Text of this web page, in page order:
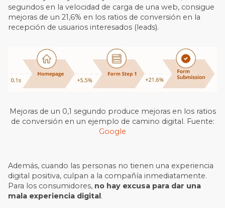
segundos en la velocidad de carga de una web, consigue
mejoras de un 21,6% en los ratios de conversión en la
recepción de usuarios interesados (leads).
Mejoras de un 0,1 segundo produce mejoras en los ratios
de conversión en un ejemplo de camino digital. Fuente:
Google
Además, cuando las personas no tienen una experiencia
digital positiva, culpan a la compañía inmediatamente.
Para los consumidores, no hay excusa para dar una
mala experiencia digital .